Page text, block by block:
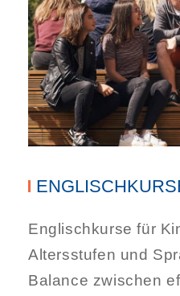
Englischkurse für
Altersstufen und
Balance zwischen